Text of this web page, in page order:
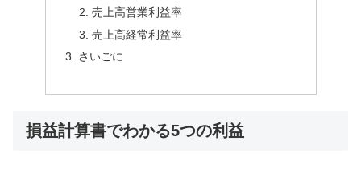
売上高営業利益率
売上高経常利益率
さいごに
損益計算書でわかる5つの利益